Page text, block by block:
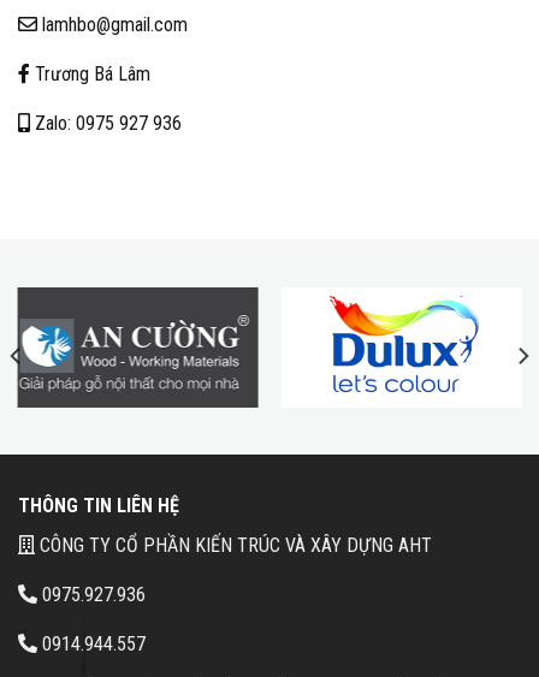
lamhbo@gmail.com
Trương Bá Lâm
Zalo: 0975 927 936
THÔNG TIN LIÊN HỆ
CÔNG TY CỔ PHẦN KIẾN TRÚC VÀ XÂY DỰNG AHT
0975.927.936
0914.944.557